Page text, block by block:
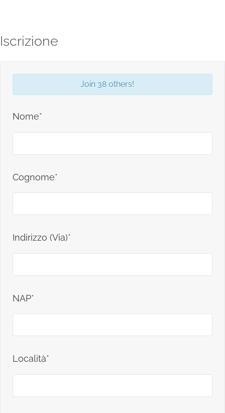
Iscrizione
Join 38 others!
Nome*
Cognome*
Indirizzo (Via)*
NAP*
Località*